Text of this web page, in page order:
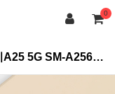
0
A256N > 컬러소프트